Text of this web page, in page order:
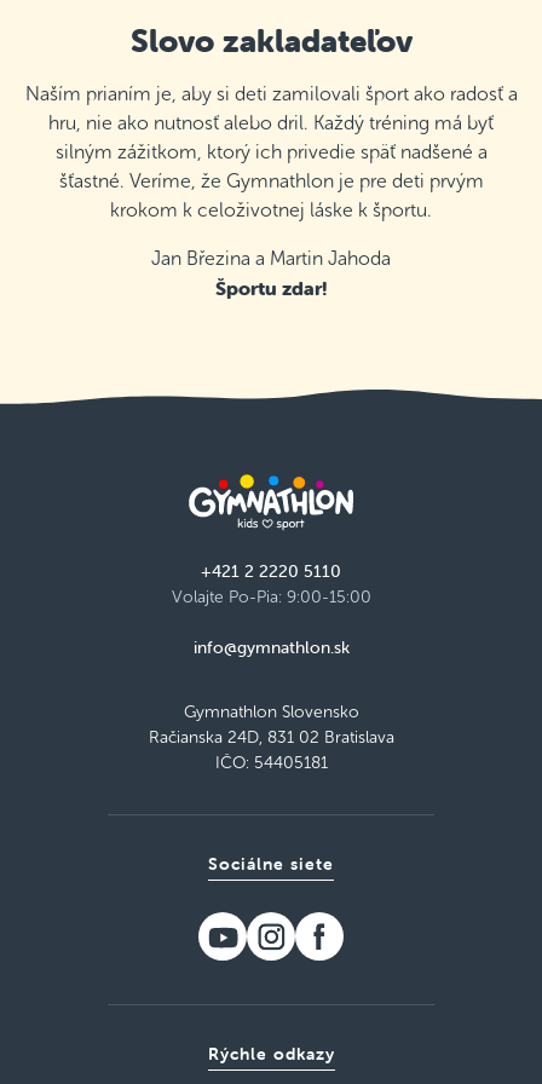
OA Dudova, Bratislava V Petržalka
voľné miesta
Podrobnosti
ZŠ Dudová, Bratislava V Petržalka
Utorok 17:00–18:00
Podrobnosti
ZŠ Mierová, Bratislava II Ružinov
Gymnázium Ladislava Novomeského,
posledné dostupné miesta
Načítať viac
Slovo zakladateľov
Naším prianím je, aby si deti zamilovali šport ako radosť a
hru, nie ako nutnosť alebo dril. Každý tréning má byť
silným zážitkom, ktorý ich privedie späť nadšené a
šťastné. Veríme, že Gymnathlon je pre deti prvým
krokom k celoživotnej láske k športu.
Jan Březina a Martin Jahoda
Športu zdar!
+421 2 2220 5110
Volajte Po-Pia: 9:00-15:00
info@gymnathlon.sk
Gymnathlon Slovensko
Račianska 24D, 831 02 Bratislava
IČO: 54405181
Rýchle odkazy
Sociálne siete